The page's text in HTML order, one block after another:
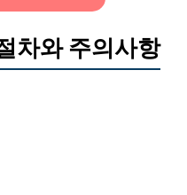
차와 주의사항